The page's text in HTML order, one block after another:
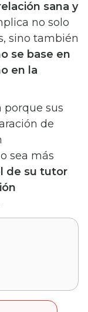
sana y
no solo
sino también
se base en
en la
porque sus
de
sea más
de su tutor